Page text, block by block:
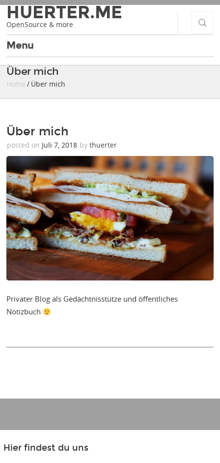
HUERTER.ME
OpenSource & more
Menu
Über mich
Home / Über mich
Über mich
posted on Juli 7, 2018 bythuerter
Privater Blog als Gedächtnisstütze und öffentliches
Notizbuch
Hier findest du uns